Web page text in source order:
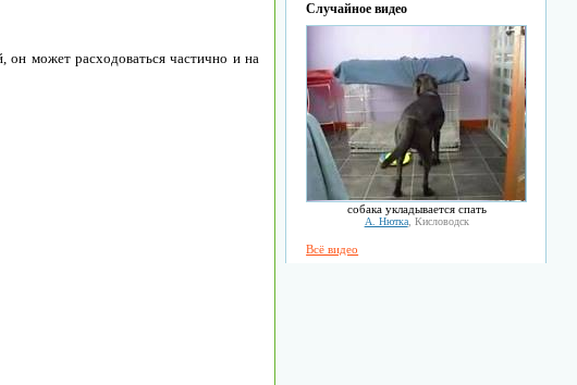
он может расходоваться частично и на
Случайное видео
собака укладывается спать
А. Нютка, Кисловодск
Всё видео